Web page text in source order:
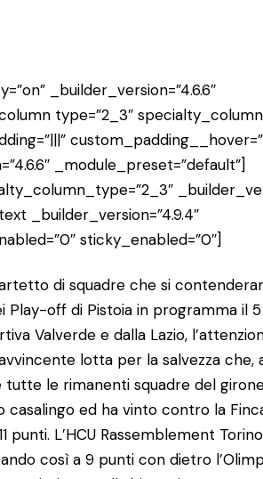
_builder_version=”4.6.6″
type=”2_3″
_module_preset=”default”]
_builder_version=”4.9.4″
sticky_enabled=”0″]
di squadre che si
Play-off di Pistoia in programma il
Valverde e dalla Lazio,
lotta per la salvezza che,
le rimanenti squadre del
ed ha vinto contro la
punti. L’HCU Rassemblement
così a 9 punti con dietro